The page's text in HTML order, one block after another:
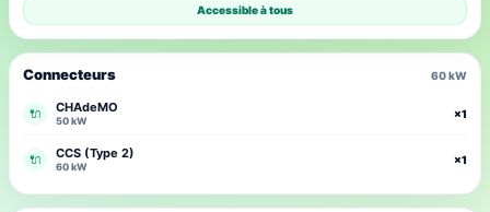
Connecteurs 60 kW
🔌 CHAdeMO
50 kW
×1
🔌 CCS (Type 2)
60 kW
×1
Accessible à tous